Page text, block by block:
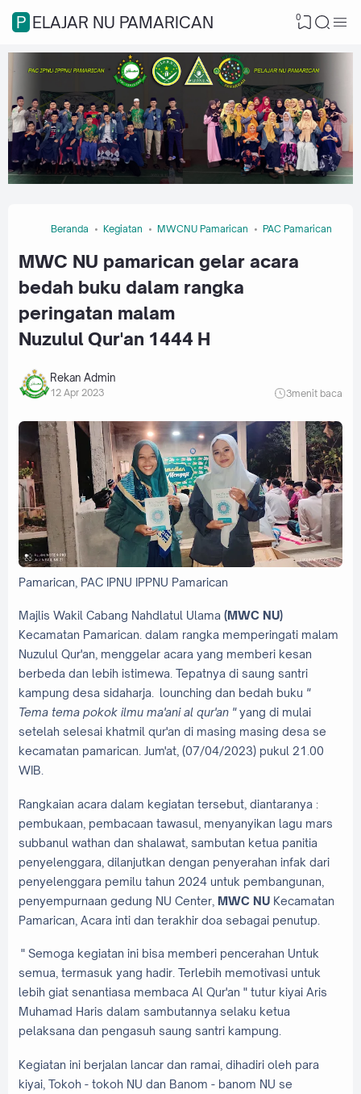
PELAJAR NU PAMARICAN 0
Beranda Kegiatan MWCNU Pamarican PAC Pamarican
MWC NU pamarican gelar acara
bedah buku dalam rangka
peringatan malam
Nuzulul Qur'an 1444 H
Rekan Admin
12 Apr 2023 3menit baca
Pamarican, PAC IPNU IPPNU Pamarican
Majlis Wakil Cabang Nahdlatul Ulama (MWC NU)
Kecamatan Pamarican. dalam rangka memperingati malam
Nuzulul Qur'an, menggelar acara yang memberi kesan
berbeda dan lebih istimewa. Tepatnya di saung santri
kampung desa sidaharja. lounching dan bedah buku "
Tema tema pokok ilmu ma'ani al qur'an "yang di mulai
setelah selesai khatmil qur'an di masing masing desa se
kecamatan pamarican. Jum'at, (07/04/2023) pukul 21.00
WIB.
Rangkaian acara dalam kegiatan tersebut, diantaranya :
pembukaan, pembacaan tawasul, menyanyikan lagu mars
subbanul wathan dan shalawat, sambutan ketua panitia
penyelenggara, dilanjutkan dengan penyerahan infak dari
penyelenggara pemilu tahun 2024 untuk pembangunan,
penyempurnaan gedung NU Center, MWC NU Kecamatan
Pamarican, Acara inti dan terakhir doa sebagai penutup.
" Semoga kegiatan ini bisa memberi pencerahan Untuk
semua, termasuk yang hadir. Terlebih memotivasi untuk
lebih giat senantiasa membaca Al Qur'an " tutur kiyai Aris
Muhamad Haris dalam sambutannya selaku ketua
pelaksana dan pengasuh saung santri kampung.
Kegiatan ini berjalan lancar dan ramai, dihadiri oleh para
kiyai, Tokoh - tokoh NU dan Banom - banom NU se